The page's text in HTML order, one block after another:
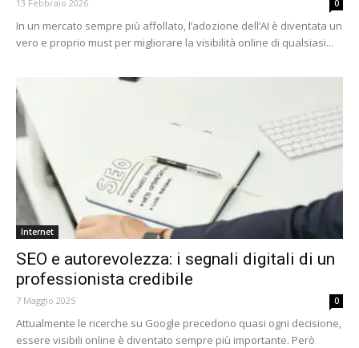
13 Febbraio 2026 0
In un mercato sempre più affollato, l’adozione dell’AI è diventata un
vero e proprio must per migliorare la visibilità online di qualsiasi...
Internet
SEO e autorevolezza: i segnali digitali di un
professionista credibile
7 Maggio 2025 0
Attualmente le ricerche su Google precedono quasi ogni decisione,
essere visibili online è diventato sempre più importante. Però